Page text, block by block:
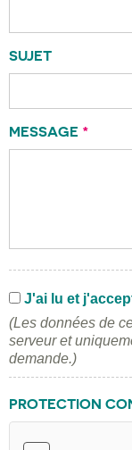
SUJET
MESSAGE *
J'ai lu et
(Les données de
serveur et
demande.)
PROTECTION